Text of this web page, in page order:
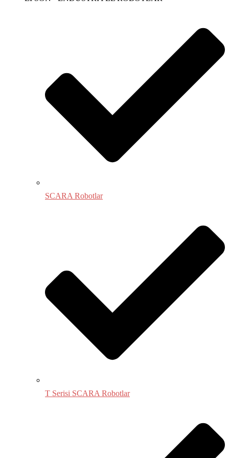
SCARA Robotlar
T Serisi SCARA Robotlar